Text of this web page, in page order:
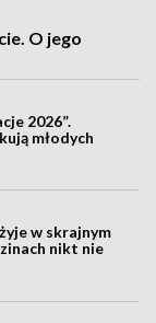
O jego
2026”.
młodych
w skrajnym
nikt nie